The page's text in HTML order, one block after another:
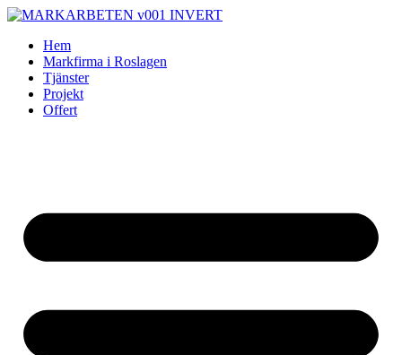
Skip
contentHem
Markfirma i Roslagen
Tjänster
Projekt
Offert